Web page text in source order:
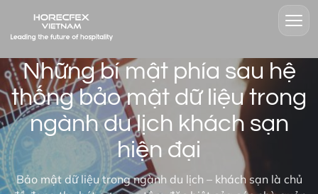
Những bí mật phía sau hệ
thống bảo mật dữ liệu trong
ngành du lịch khách sạn
hiện đại
Bảo mật dữ liệu trong ngành du lịch – khách sạn là chủ